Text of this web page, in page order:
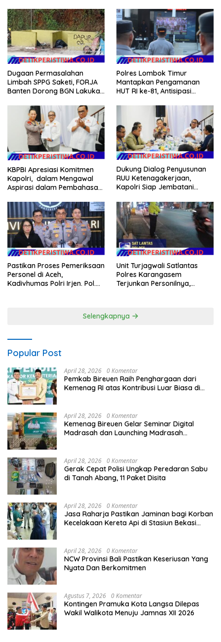
Argomulyo Belitang Jaya
Hilang 3 Bulan Bawa
Anggaran Pembangunan
NTB
Dugaan Permasalahan
Limbah SPPG Saketi, FORJA
Banten Dorong BGN Lakukan
Polres Lombok Timur
Mantapkan Pengamanan
HUT RI ke-81, Antisipasi
Agenda Kapolri
KBPBI Apresiasi Komitmen
Kapolri, dalam Mengawal
Aspirasi dalam Pembahasan
Dukung Dialog Penyusunan
RUU Ketenagakerjaan,
Kapolri Siap Jembatani
Pastikan Proses Pemeriksaan
Personel di Aceh,
Kadivhumas Polri Irjen. Pol.
Unit Turjagwali Satlantas
Polres Karangasem
Terjunkan Personilnya,
Selengkapnya
Popular Post
April 28, 2026 0 Komentar
Pemkab Bireuen Raih Penghargaan dari
Kemenag RI atas Kontribusi Luar Biasa di
April 28, 2026 0 Komentar
Kemenag Bireuen Gelar Seminar Digital
Madrasah dan Launching Madrasah
April 28, 2026 0 Komentar
Gerak Cepat Polisi Ungkap Peredaran Sabu
di Tanah Abang, 11 Paket Disita
April 28, 2026 0 Komentar
Jasa Raharja Pastikan Jaminan bagi Korban
Kecelakaan Kereta Api di Stasiun Bekasi
April 28, 2026 0 Komentar
NCW Provinsi Bali Pastikan Keseriusan Yang
Nyata Dan Berkomitmen
Agustus 7, 2026 0 Komentar
Kontingen Pramuka Kota Langsa Dilepas
Wakil Walikota Menuju Jamnas XII 2026